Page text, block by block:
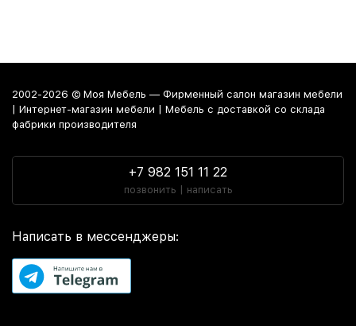
2002-2026 © Моя Мебель — Фирменный салон магазин мебели
| Интернет-магазин мебели | Мебель с доставкой со склада
фабрики производителя
+7 982 151 11 22
позвонить | написать
Написать в мессенджеры: